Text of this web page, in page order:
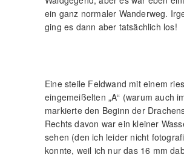
ein ganz normaler Wanderweg.
ging es dann aber tatsächlich los!
Eine steile Feldwand mit einem
eingemeißelten „A“ (warum auch
markierte den Beginn der
Rechts davon war ein kleiner
sehen (den ich leider nicht
konnte, weil ich nur das 16 mm